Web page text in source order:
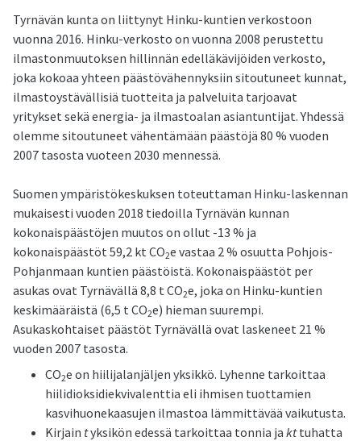
Tyrnävän kunta on liittynyt Hinku-kuntien verkostoon
vuonna 2016. Hinku-verkosto on vuonna 2008 perustettu
ilmastonmuutoksen hillinnän edelläkävijöiden verkosto,
joka kokoaa yhteen päästövähennyksiin sitoutuneet kunnat,
ilmastoystävällisiä tuotteita ja palveluita tarjoavat
yritykset sekä energia- ja ilmastoalan asiantuntijat. Yhdessä
olemme sitoutuneet vähentämään päästöjä 80 % vuoden
2007 tasosta vuoteen 2030 mennessä.
Suomen ympäristökeskuksen toteuttaman Hinku-laskennan
mukaisesti vuoden 2018 tiedoilla Tyrnävän kunnan
kokonaispäästöjen muutos on ollut -13 % ja
kokonaispäästöt 59,2 kt CO2e vastaa 2 % osuutta Pohjois-
Pohjanmaan kuntien päästöistä. Kokonaispäästöt per
asukas ovat Tyrnävällä 8,8 t CO2e, joka on Hinku-kuntien
keskimääräistä (6,5 t CO2e) hieman suurempi.
Asukaskohtaiset päästöt Tyrnävällä ovat laskeneet 21 %
vuoden 2007 tasosta.
CO2e on hiilijalanjäljen yksikkö. Lyhenne tarkoittaa
hiilidioksidiekvivalenttia eli ihmisen tuottamien
kasvihuonekaasujen ilmastoa lämmittävää vaikutusta.
Kirjain tyksikön edessä tarkoittaa tonnia ja kttuhatta